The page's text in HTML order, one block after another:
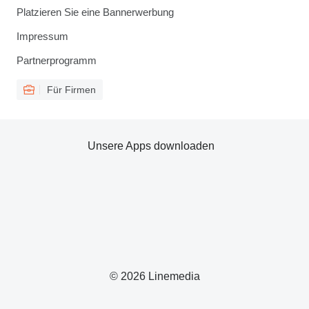
Platzieren Sie eine Bannerwerbung
Impressum
Partnerprogramm
Für Firmen
© 2026 Linemedia
Unsere Apps downloaden